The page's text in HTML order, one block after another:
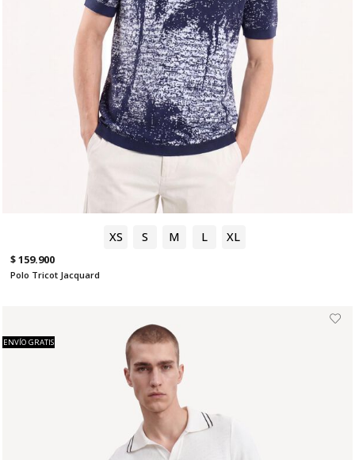
XS S M L XL
$ 159.900
Polo Tricot Jacquard
ENVÍO GRATIS